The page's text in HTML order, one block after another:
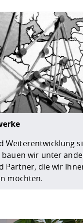
Weiterentwicklung
bauen wir unter
Partner, die wir
möchten.